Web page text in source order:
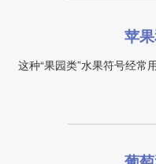
苹
这种“果园类”水果符号经常